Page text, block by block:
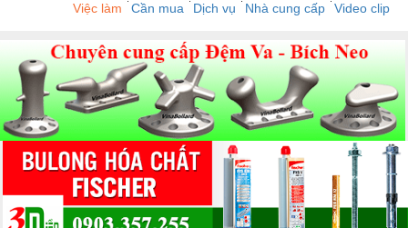
Việc làm Cần mua Dịch vụ Nhà cung cấp Video clip